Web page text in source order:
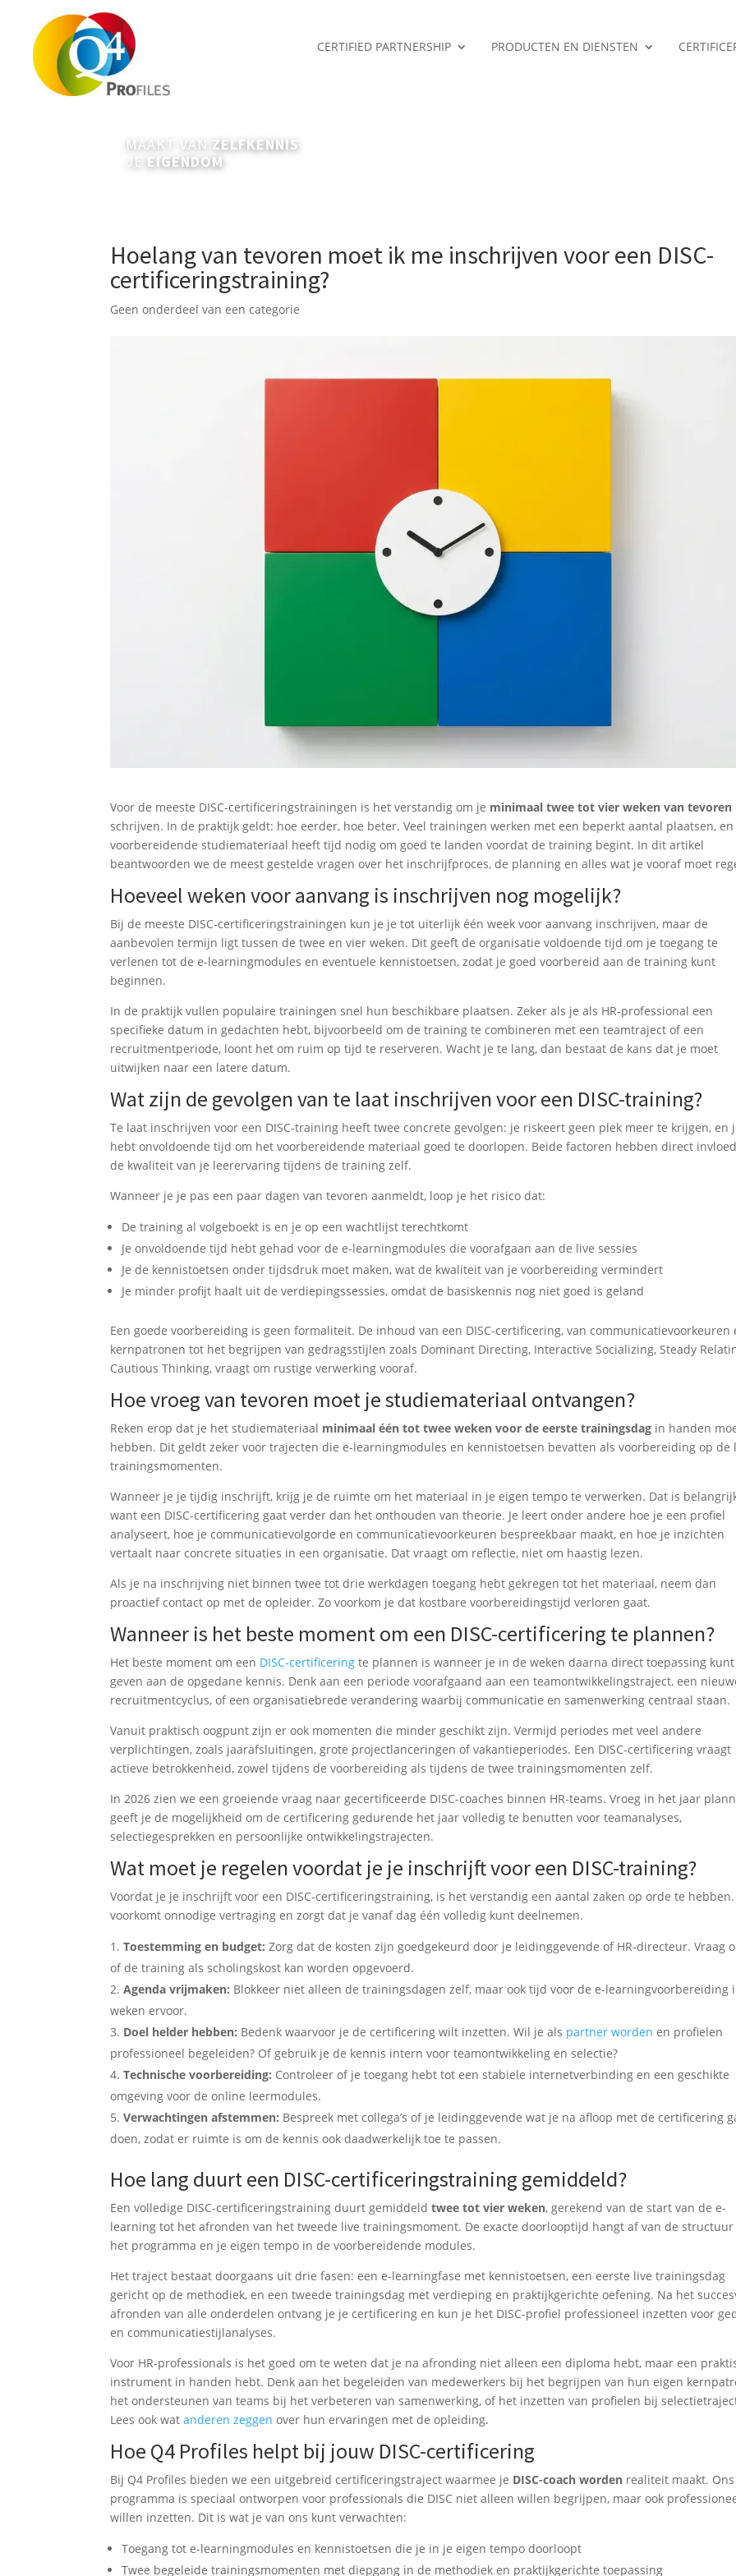
CERTIFIED PARTNERSHIP PRODUCTEN EN DIENSTEN
MAAKT VAN ZELFKENNIS
JE
EIGENDOM
Hoelang van tevoren moet ik me inschrijven voor een DISC-
certificeringstraining?
Geen onderdeel van een categorie
Voor de meeste DISC-certificeringstrainingen is het verstandig om je minimaal twee tot vier weken van tevoren
schrijven. In de praktijk geldt: hoe eerder, hoe beter. Veel trainingen werken met een beperkt aantal plaatsen,
voorbereidende studiemateriaal heeft tijd nodig om goed te landen voordat de training begint. In dit artikel
beantwoorden we de meest gestelde vragen over het inschrijfproces, de planning en alles wat je vooraf moet
Hoeveel weken voor aanvang is inschrijven nog mogelijk?
Bij de meeste DISC-certificeringstrainingen kun je je tot uiterlijk één week voor aanvang inschrijven, maar de
aanbevolen termijn ligt tussen de twee en vier weken. Dit geeft de organisatie voldoende tijd om je toegang te
verlenen tot de e-learningmodules en eventuele kennistoetsen, zodat je goed voorbereid aan de training kunt
beginnen.
In de praktijk vullen populaire trainingen snel hun beschikbare plaatsen. Zeker als je als HR-professional een
specifieke datum in gedachten hebt, bijvoorbeeld om de training te combineren met een teamtraject of een
recruitmentperiode, loont het om ruim op tijd te reserveren. Wacht je te lang, dan bestaat de kans dat je moet
uitwijken naar een latere datum.
Wat zijn de gevolgen van te laat inschrijven voor een DISC-training?
Te laat inschrijven voor een DISC-training heeft twee concrete gevolgen: je riskeert geen plek meer te krijgen, en
hebt onvoldoende tijd om het voorbereidende materiaal goed te doorlopen. Beide factoren hebben direct
de kwaliteit van je leerervaring tijdens de training zelf.
Wanneer je je pas een paar dagen van tevoren aanmeldt, loop je het risico dat:
De training al volgeboekt is en je op een wachtlijst terechtkomt
Je onvoldoende tijd hebt gehad voor de e-learningmodules die voorafgaan aan de live sessies
Je de kennistoetsen onder tijdsdruk moet maken, wat de kwaliteit van je voorbereiding vermindert
Je minder profijt haalt uit de verdiepingssessies, omdat de basiskennis nog niet goed is geland
Een goede voorbereiding is geen formaliteit. De inhoud van een DISC-certificering, van communicatievoorkeuren
kernpatronen tot het begrijpen van gedragsstijlen zoals Dominant Directing, Interactive Socializing, Steady
Cautious Thinking, vraagt om rustige verwerking vooraf.
Hoe vroeg van tevoren moet je studiemateriaal ontvangen?
Reken erop dat je het studiemateriaal minimaal één tot twee weken voor de eerste trainingsdag in handen
hebben. Dit geldt zeker voor trajecten die e-learningmodules en kennistoetsen bevatten als voorbereiding op de
trainingsmomenten.
Wanneer je je tijdig inschrijft, krijg je de ruimte om het materiaal in je eigen tempo te verwerken. Dat is
want een DISC-certificering gaat verder dan het onthouden van theorie. Je leert onder andere hoe je een profiel
analyseert, hoe je communicatievolgorde en communicatievoorkeuren bespreekbaar maakt, en hoe je inzichten
vertaalt naar concrete situaties in een organisatie. Dat vraagt om reflectie, niet om haastig lezen.
Als je na inschrijving niet binnen twee tot drie werkdagen toegang hebt gekregen tot het materiaal, neem dan
proactief contact op met de opleider. Zo voorkom je dat kostbare voorbereidingstijd verloren gaat.
Wanneer is het beste moment om een DISC-certificering te plannen?
Het beste moment om een DISC-certificering te plannen is wanneer je in de weken daarna direct toepassing kunt
geven aan de opgedane kennis. Denk aan een periode voorafgaand aan een teamontwikkelingstraject, een
recruitmentcyclus, of een organisatiebrede verandering waarbij communicatie en samenwerking centraal staan.
Vanuit praktisch oogpunt zijn er ook momenten die minder geschikt zijn. Vermijd periodes met veel andere
verplichtingen, zoals jaarafsluitingen, grote projectlanceringen of vakantieperiodes. Een DISC-certificering vraagt
actieve betrokkenheid, zowel tijdens de voorbereiding als tijdens de twee trainingsmomenten zelf.
In 2026 zien we een groeiende vraag naar gecertificeerde DISC-coaches binnen HR-teams. Vroeg in het jaar
geeft je de mogelijkheid om de certificering gedurende het jaar volledig te benutten voor teamanalyses,
selectiegesprekken en persoonlijke ontwikkelingstrajecten.
Wat moet je regelen voordat je je inschrijft voor een DISC-training?
Voordat je je inschrijft voor een DISC-certificeringstraining, is het verstandig een aantal zaken op orde te
voorkomt onnodige vertraging en zorgt dat je vanaf dag één volledig kunt deelnemen.
Toestemming en budget: Zorg dat de kosten zijn goedgekeurd door je leidinggevende of HR-directeur. Vraag
of de training als scholingskost kan worden opgevoerd.
Agenda vrijmaken: Blokkeer niet alleen de trainingsdagen zelf, maar ook tijd voor de e-learningvoorbereiding
weken ervoor.
Doel helder hebben: Bedenk waarvoor je de certificering wilt inzetten. Wil je als partner worden en profielen
professioneel begeleiden? Of gebruik je de kennis intern voor teamontwikkeling en selectie?
Technische voorbereiding: Controleer of je toegang hebt tot een stabiele internetverbinding en een geschikte
omgeving voor de online leermodules.
Verwachtingen afstemmen: Bespreek met collega’s of je leidinggevende wat je na afloop met de certificering
doen, zodat er ruimte is om de kennis ook daadwerkelijk toe te passen.
Hoe lang duurt een DISC-certificeringstraining gemiddeld?
Een volledige DISC-certificeringstraining duurt gemiddeldtwee tot vier weken, gerekend van de start van de e-
learning tot het afronden van het tweede live trainingsmoment. De exacte doorlooptijd hangt af van de structuur
het programma en je eigen tempo in de voorbereidende modules.
Het traject bestaat doorgaans uit drie fasen: een e-learningfase met kennistoetsen, een eerste live trainingsdag
gericht op de methodiek, en een tweede trainingsdag met verdieping en praktijkgerichte oefening. Na het
afronden van alle onderdelen ontvang je je certificering en kun je het DISC-profiel professioneel inzetten voor
en communicatiestijlanalyses.
Voor HR-professionals is het goed om te weten dat je na afronding niet alleen een diploma hebt, maar een
instrument in handen hebt. Denk aan het begeleiden van medewerkers bij het begrijpen van hun eigen
het ondersteunen van teams bij het verbeteren van samenwerking, of het inzetten van profielen bij
Lees ook watanderen zeggen over hun ervaringen met de opleiding.
Hoe Q4 Profiles helpt bij jouw DISC-certificering
Bij Q4 Profiles bieden we een uitgebreid certificeringstraject waarmee je DISC-coach worden realiteit maakt. Ons
programma is speciaal ontworpen voor professionals die DISC niet alleen willen begrijpen, maar ook
willen inzetten. Dit is wat je van ons kunt verwachten:
Toegang tot e-learningmodules en kennistoetsen die je in je eigen tempo doorloopt
Twee begeleide trainingsmomenten met diepgang in de methodiek en praktijkgerichte toepassing